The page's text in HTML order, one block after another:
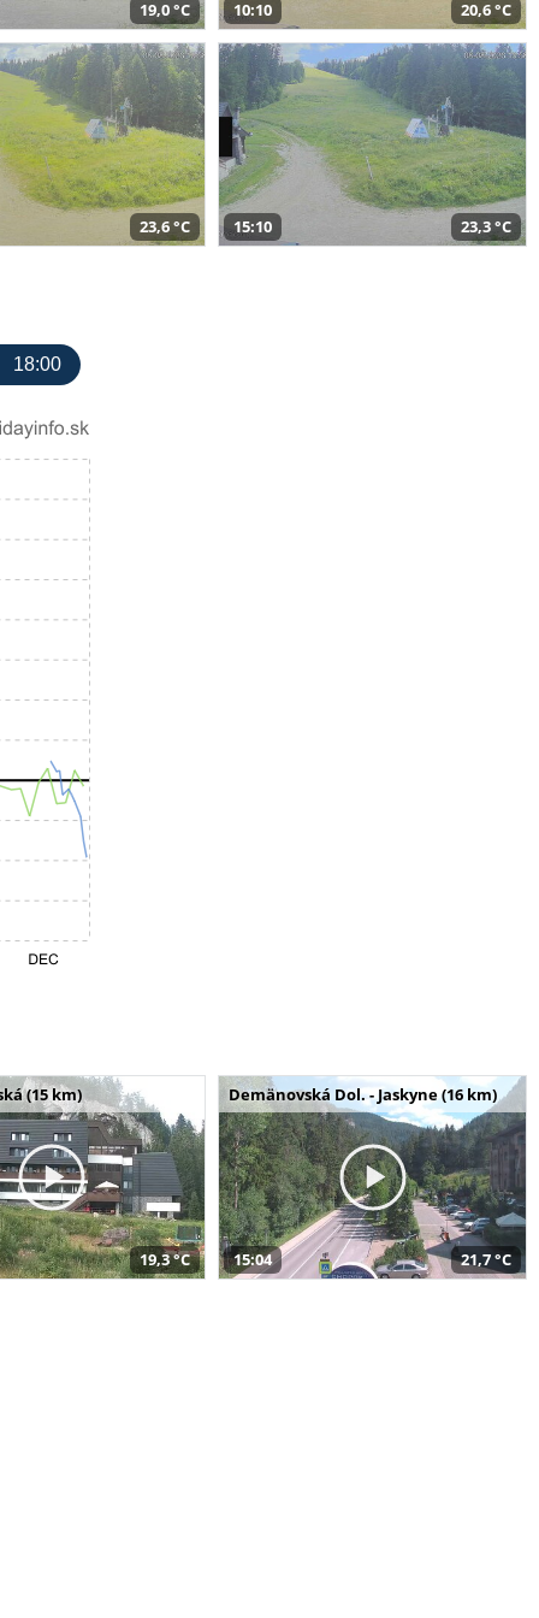
19,0 °C 10:10 20,6 °C
23,6 °C 15:10 23,3 °C
18:00
(15 km)
19,3 °C
Demänovská Dol. - Jaskyne (16 km)
15:04 21,7 °C